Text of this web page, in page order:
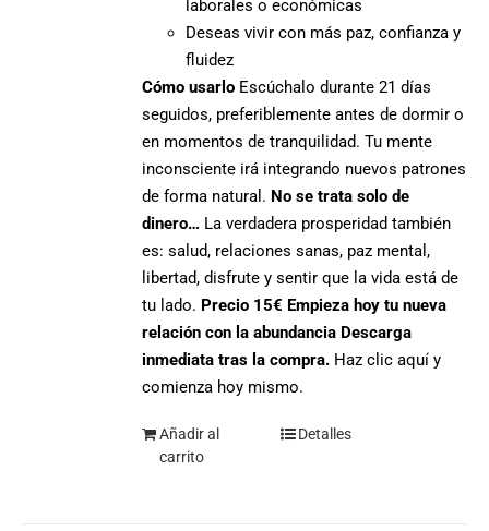
laborales o económicas
Deseas vivir con más paz, confianza y
fluidez
Cómo usarlo Escúchalo durante 21 días
seguidos, preferiblemente antes de dormir o
en momentos de tranquilidad. Tu mente
inconsciente irá integrando nuevos patrones
de forma natural. No se trata solo de
dinero… La verdadera prosperidad también
es: salud, relaciones sanas, paz mental,
libertad, disfrute y sentir que la vida está de
tu lado. Precio 15€ Empieza hoy tu nueva
relación con la abundancia Descarga
inmediata tras la compra. Haz clic aquí y
comienza hoy mismo.
Añadir al
carrito
Detalles